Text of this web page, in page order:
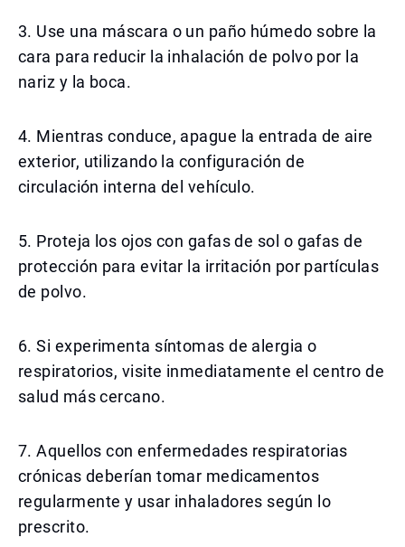
3. Use una máscara o un paño húmedo sobre la
cara para reducir la inhalación de polvo por la
nariz y la boca.
4. Mientras conduce, apague la entrada de aire
exterior, utilizando la configuración de
circulación interna del vehículo.
5. Proteja los ojos con gafas de sol o gafas de
protección para evitar la irritación por partículas
de polvo.
6. Si experimenta síntomas de alergia o
respiratorios, visite inmediatamente el centro de
salud más cercano.
7. Aquellos con enfermedades respiratorias
crónicas deberían tomar medicamentos
regularmente y usar inhaladores según lo
prescrito.